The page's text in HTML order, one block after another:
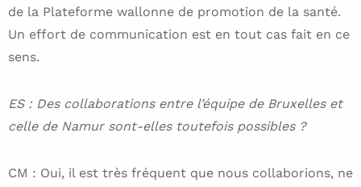
de la Plateforme wallonne de promotion de la santé.
Un effort de communication est en tout cas fait en ce
sens.
ES : Des collaborations entre l’équipe de Bruxelles et
celle de Namur sont-elles toutefois possibles ?
CM : Oui, il est très fréquent que nous collaborions, ne